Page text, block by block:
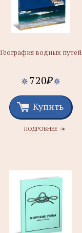
География водных путей
720₽
Купить
ПОДРОБНЕЕ